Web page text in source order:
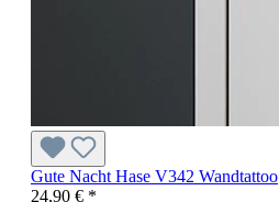
Gute Nacht Hase V342 Wandtattoo
24,90 € *